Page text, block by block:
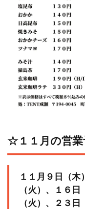
☆１１⽉の営
１１⽉９⽇（⽊
（⽕）、１６
（⽕）、２３